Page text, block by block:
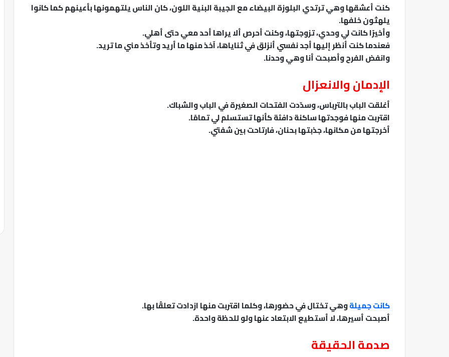
كنت أعشقها وهي ترتدي البلوزة البيضاء مع الجيبة البنية اللون، كان الناس يلتهمونها بأعينهم كما كانوا
يلهثون خلفها.
وأخيرًا كانت لي وحدي، تزوجتها، وكنت أحرص ألا يراها أحد معي حتى أهلي.
فعندما كنت أنظر إليها أجد نفسي أنزلق في ثناياها، آخذ منها ما أريد وتأخذ مني ما تريد.
وانفض الفرح وأصبحت أنا وهي وحدنا.
الإدمان والانعزال
أغلقت الباب بالترباس، وسدّدت الفتحات الصغيرة في الباب والشباك.
اقتربت منها فوجدتها ساكنة دافئة كأنها تستسلم لي تمامًا.
أخرجتها من مكانها، جذبتها بحنان، فارتاحت بين شفتي.
كانت جميلةوهي تختال في حضورها، وكلما اقتربت منها ازدادت تعلقًا بها.
أصبحت أسيرها، لا أستطيع الابتعاد عنها ولو للحظة واحدة.
صدمة الحقيقة